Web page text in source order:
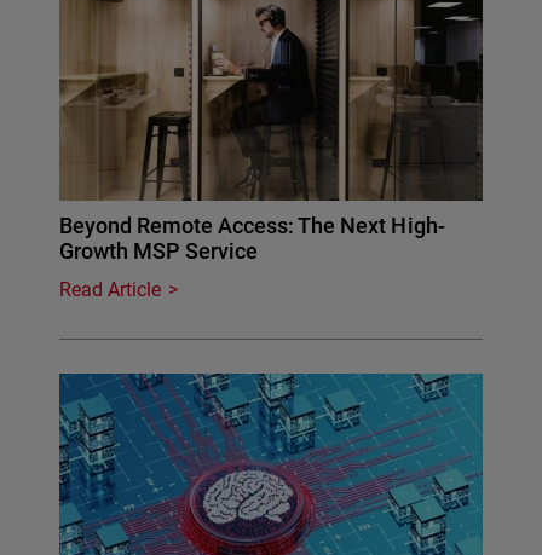
Beyond Remote Access: The Next High-
Growth MSP Service
Read Article